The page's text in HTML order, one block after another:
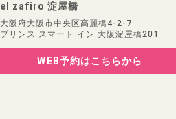
el zafiro 淀屋橋
大阪府大阪市中央区高麗橋4-2-7
プリンス スマート イン 大阪淀屋橋201
WEB予約はこちらから